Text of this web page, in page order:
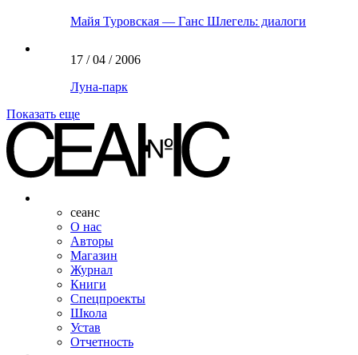
Майя Туровская — Ганс Шлегель: диалоги
17 / 04 / 2006
Луна-парк
Показать еще
сеанс
О нас
Авторы
Магазин
Журнал
Книги
Спецпроекты
Школа
Устав
Отчетность